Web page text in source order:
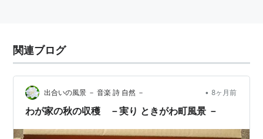
関連ブログ
出合いの風景 － 音楽 詩 自然 － • 8ヶ月前
わが家の秋の収穫 －実り ときがわ町風景 －